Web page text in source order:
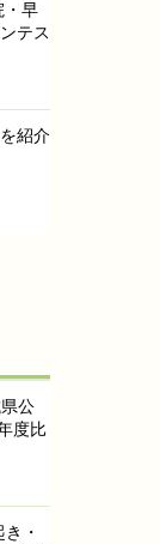
・早
テス
紹介
公
度比
・